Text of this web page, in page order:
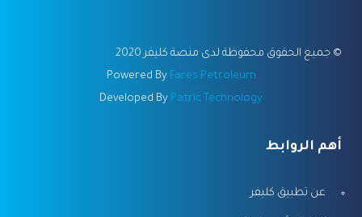
© جميع الحقوق محفوظة لدى منصة كليفر 2020
Powered By Fares Petroleum
Developed By Patric Technology
أهم الروابط
عن تطبيق كليفر